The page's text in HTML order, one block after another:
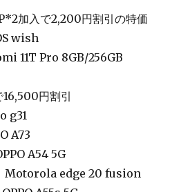
加入で2,200円割引の特価
wish
11T Pro 8GB/256GB
円割引
g31
A73
A54 5G
edge 20 fusion